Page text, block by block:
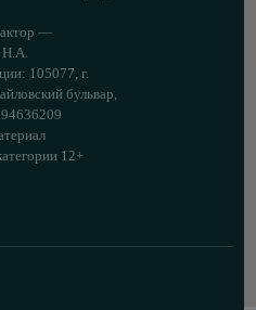
—
105077, г.
бульвар,
12+